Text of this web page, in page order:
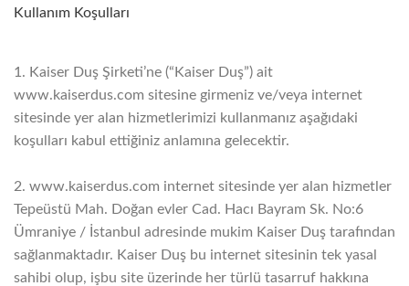
Kullanım Koşulları
1. Kaiser Duş Şirketi’ne (“Kaiser Duş”) ait
www.kaiserdus.com sitesine girmeniz ve/veya internet
sitesinde yer alan hizmetlerimizi kullanmanız aşağıdaki
koşulları kabul ettiğiniz anlamına gelecektir.
2. www.kaiserdus.com internet sitesinde yer alan hizmetler
Tepeüstü Mah. Doğan evler Cad. Hacı Bayram Sk. No:6
Ümraniye / İstanbul adresinde mukim Kaiser Duş tarafından
sağlanmaktadır. Kaiser Duş bu internet sitesinin tek yasal
sahibi olup, işbu site üzerinde her türlü tasarruf hakkına